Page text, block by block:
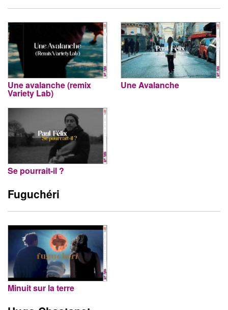
Une avalanche (remix
Variety Lab)
Une Avalanche
Se pourrait-il ?
Fuguchéri
Minuit sur la terre